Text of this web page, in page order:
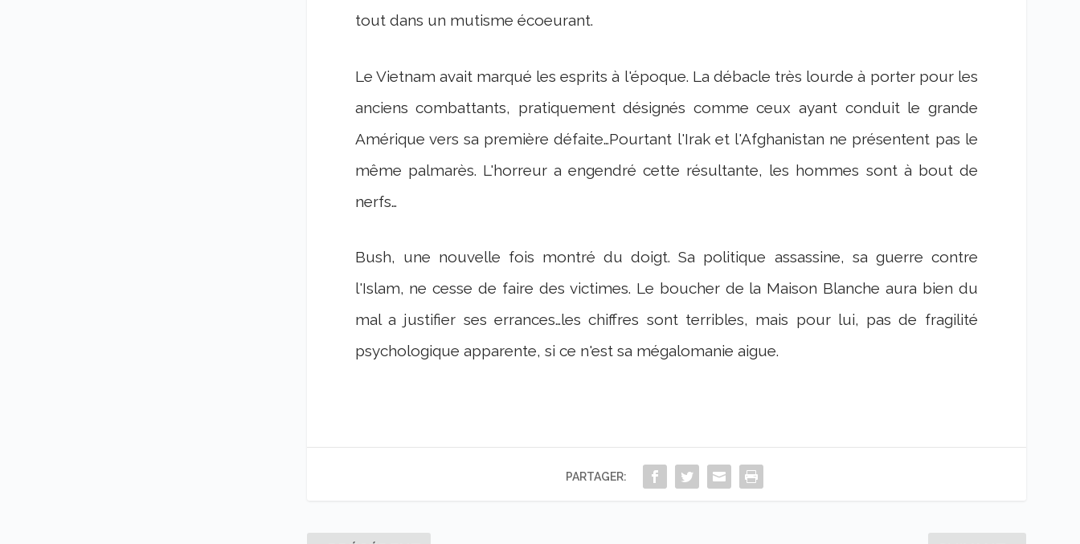
tout dans un mutisme écoeurant.
Le Vietnam avait marqué les esprits à l'époque. La débacle très lourde à porter pour les
anciens combattants, pratiquement désignés comme ceux ayant conduit le grande
Amérique vers sa première défaite…Pourtant l'Irak et l'Afghanistan ne présentent pas le
même palmarès. L'horreur a engendré cette résultante, les hommes sont à bout de
nerfs…
Bush, une nouvelle fois montré du doigt. Sa politique assassine, sa guerre contre
l'Islam, ne cesse de faire des victimes. Le boucher de la Maison Blanche aura bien du
mal a justifier ses errances…les chiffres sont terribles, mais pour lui, pas de fragilité
psychologique apparente, si ce n'est sa mégalomanie aigue.
PARTAGER: